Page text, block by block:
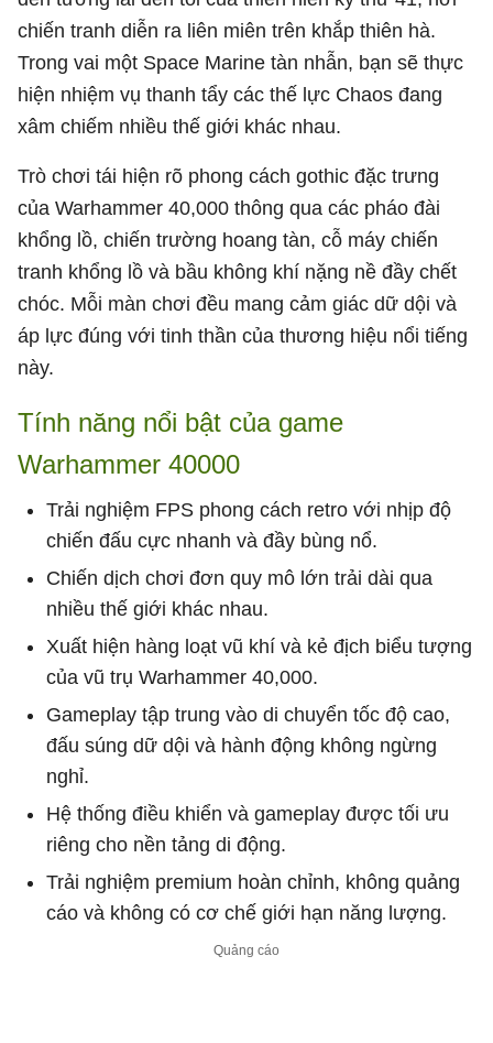
chiến tranh diễn ra liên miên trên khắp thiên hà.
Trong vai một Space Marine tàn nhẫn, bạn sẽ thực
hiện nhiệm vụ thanh tẩy các thế lực Chaos đang
xâm chiếm nhiều thế giới khác nhau.
Trò chơi tái hiện rõ phong cách gothic đặc trưng
của Warhammer 40,000 thông qua các pháo đài
khổng lồ, chiến trường hoang tàn, cỗ máy chiến
tranh khổng lồ và bầu không khí nặng nề đầy chết
chóc. Mỗi màn chơi đều mang cảm giác dữ dội và
áp lực đúng với tinh thần của thương hiệu nổi tiếng
này.
Tính năng nổi bật của game
Warhammer 40000
Trải nghiệm FPS phong cách retro với nhịp độ
chiến đấu cực nhanh và đầy bùng nổ.
Chiến dịch chơi đơn quy mô lớn trải dài qua
nhiều thế giới khác nhau.
Xuất hiện hàng loạt vũ khí và kẻ địch biểu tượng
của vũ trụ Warhammer 40,000.
Gameplay tập trung vào di chuyển tốc độ cao,
đấu súng dữ dội và hành động không ngừng
nghỉ.
Hệ thống điều khiển và gameplay được tối ưu
riêng cho nền tảng di động.
Trải nghiệm premium hoàn chỉnh, không quảng
cáo và không có cơ chế giới hạn năng lượng.